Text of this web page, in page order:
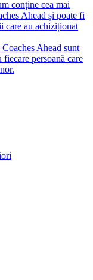
conține cea mai
Ahead și poate fi
care au achiziționat
Ahead sunt
persoană care